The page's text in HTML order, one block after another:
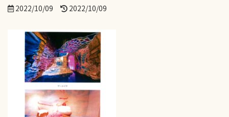
2022/10/09
最
新
日
時
:
2022/10/09